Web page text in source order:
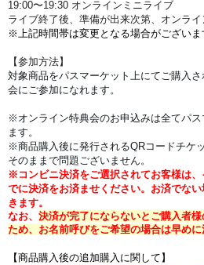
19:00〜19:30 オンラインミニライブ
ライブ終了後、準備が出来次第、オンライ
※上記時間帯は変更となる場合がございま
【参加方法】
対象商品をパスマーケット上にてご購入
会にご参加になれます。
※オンライン特典会のお申込みは全てパス
ます。
※商品購入後に発行されるQRコードチケ
そのままで問題ございません。
※コンビニ決済をご選択されてお客様は
でに決済をお済ませください。 お済でな
きます。
なお、 決済が完了にならないとご購入者
ため、お名前呼びをご希望の場合は早めに
【商品購入後の追加購入に関して】